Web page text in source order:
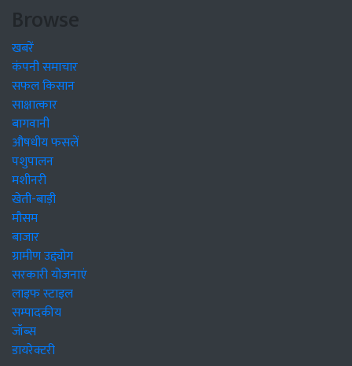
Browse
खबरें
कंपनी समाचार
सफल किसान
साक्षात्कार
बागवानी
औषधीय फसलें
पशुपालन
मशीनरी
खेती-बाड़ी
मौसम
बाजार
ग्रामीण उद्द्योग
सरकारी योजनाएं
लाइफ स्टाइल
सम्पादकीय
जॉब्स
डायरेक्टरी